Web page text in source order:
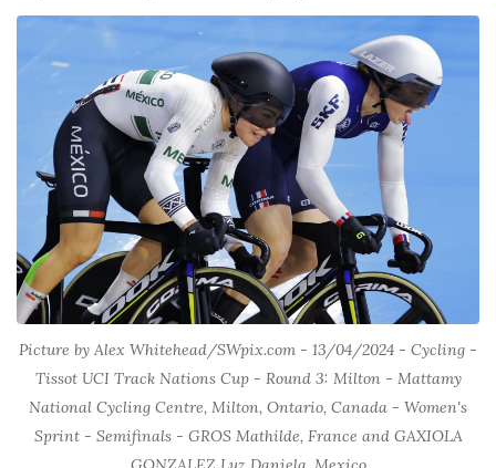
Picture by Alex Whitehead/SWpix.com - 13/04/2024 - Cycling -
Tissot UCI Track Nations Cup - Round 3: Milton - Mattamy
National Cycling Centre, Milton, Ontario, Canada - Women's
Sprint - Semifinals - GROS Mathilde, France and GAXIOLA